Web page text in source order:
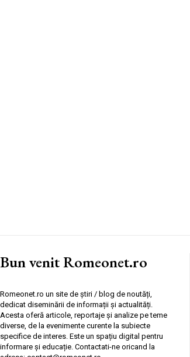
Bun venit Romeonet.ro
Romeonet.ro un site de știri / blog de noutăți,
dedicat diseminării de informații și actualități.
Acesta oferă articole, reportaje și analize pe teme
diverse, de la evenimente curente la subiecte
specifice de interes. Este un spațiu digital pentru
informare și educație. Contactati-ne oricand la